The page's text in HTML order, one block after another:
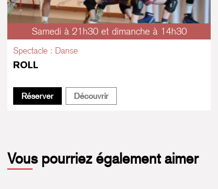
Samedi à 21h30 et dimanche à 14h30
Spectacle : Danse
ROLL
RéserverROLL DécouvrirROLL
Vous pourriez également aimer